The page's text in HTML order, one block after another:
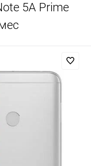
5A Prime